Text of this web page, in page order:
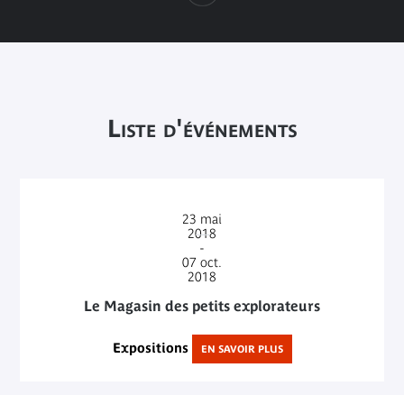
Liste d'événements
23 mai
2018
-
07 oct.
2018
Le Magasin des petits explorateurs
Expositions EN SAVOIR PLUS